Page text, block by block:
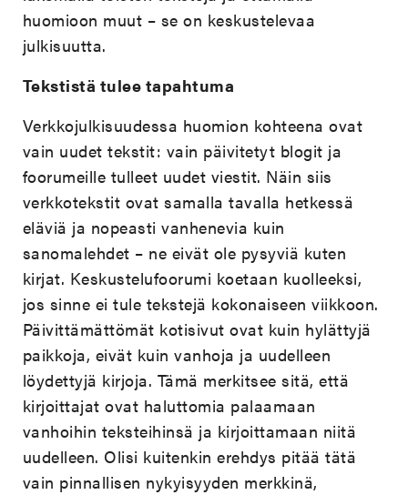
huomioon muut – se on keskustelevaa
julkisuutta.
Tekstistä tulee tapahtuma
Verkkojulkisuudessa huomion kohteena ovat
vain uudet tekstit: vain päivitetyt blogit ja
foorumeille tulleet uudet viestit. Näin siis
verkkotekstit ovat samalla tavalla hetkessä
eläviä ja nopeasti vanhenevia kuin
sanomalehdet – ne eivät ole pysyviä kuten
kirjat. Keskustelufoorumi koetaan kuolleeksi,
jos sinne ei tule tekstejä kokonaiseen viikkoon.
Päivittämättömät kotisivut ovat kuin hylättyjä
paikkoja, eivät kuin vanhoja ja uudelleen
löydettyjä kirjoja. Tämä merkitsee sitä, että
kirjoittajat ovat haluttomia palaamaan
vanhoihin teksteihinsä ja kirjoittamaan niitä
uudelleen. Olisi kuitenkin erehdys pitää tätä
vain pinnallisen nykyisyyden merkkinä,